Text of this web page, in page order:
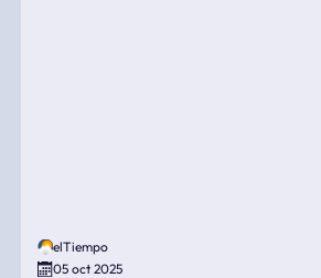
elTiempo
05 oct 2025